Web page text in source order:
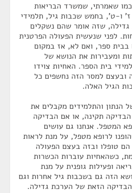
כמו שאמרתי, שמשרד הבריאות
ו-ט', בחמש שכבות גיל, תלמידי
שזה אומר שהם נשקלים
לפני שנעשית הפעולה הפרטנית
ספר, ואם לא, אז במקום
ומעבירות את הנושא של
בית הספר. האחיות צוידו
ובעצם למסר הזה נחשפים כל
הגיל האלה.
הנתון והתלמידים מקבלים את
תקינה, או אם הבדיקה
המטפל. אנחנו גם עושים
לרופא מטפל, על מנת לראות
טופלו ובזה בעצם הפעולה
כשהאחיות עוברות הכשרות
ופעילות גופנית על מנת
הזה גם בשכבות גיל אחרות וגם
הזאת של הערכת גדילה.